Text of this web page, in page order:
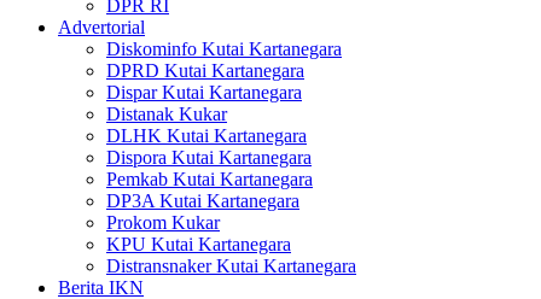
DPR RI
Advertorial
Diskominfo Kutai Kartanegara
DPRD Kutai Kartanegara
Dispar Kutai Kartanegara
Distanak Kukar
DLHK Kutai Kartanegara
Dispora Kutai Kartanegara
Pemkab Kutai Kartanegara
DP3A Kutai Kartanegara
Prokom Kukar
KPU Kutai Kartanegara
Distransnaker Kutai Kartanegara
Berita IKN